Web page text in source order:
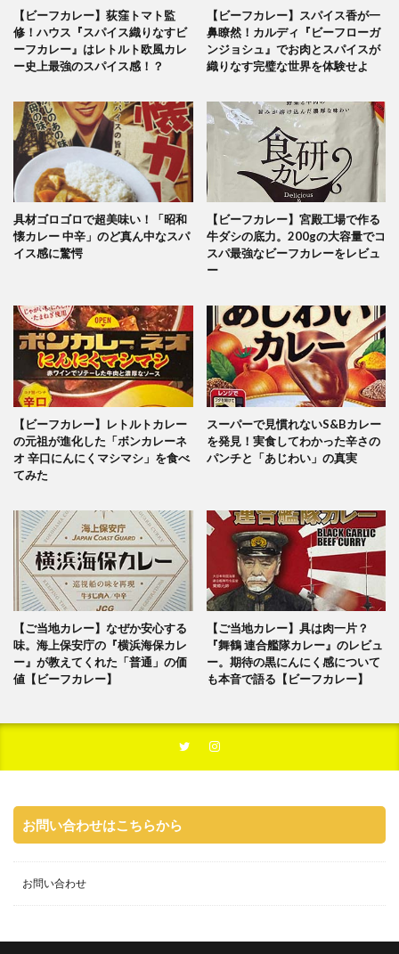
【ビーフカレー】荻窪トマト監
修！ハウス『スパイス織りなすビ
ーフカレー』はレトルト欧風カレ
ー史上最強のスパイス感！？
【ビーフカレー】スパイス香が一
鼻瞭然！カルディ『ビーフローガ
ンジョシュ』でお肉とスパイスが
織りなす完璧な世界を体験せよ
具材ゴロゴロで超美味い！「昭和
懐カレー 中辛」のど真ん中なスパ
イス感に驚愕
【ビーフカレー】宮殿工場で作る
牛ダシの底力。200gの大容量でコ
スパ最強なビーフカレーをレビュ
ー
【ビーフカレー】レトルトカレー
の元祖が進化した「ボンカレーネ
オ 辛口にんにくマシマシ」を食べ
てみた
スーパーで見慣れないS&Bカレー
を発見！実食してわかった辛さの
パンチと「あじわい」の真実
【ご当地カレー】なぜか安心する
味。海上保安庁の『横浜海保カレ
ー』が教えてくれた「普通」の価
値【ビーフカレー】
【ご当地カレー】具は肉一片？
『舞鶴 連合艦隊カレー』のレビュ
ー。期待の黒にんにく感について
も本音で語る【ビーフカレー】
お問い合わせはこちらから
お問い合わせ